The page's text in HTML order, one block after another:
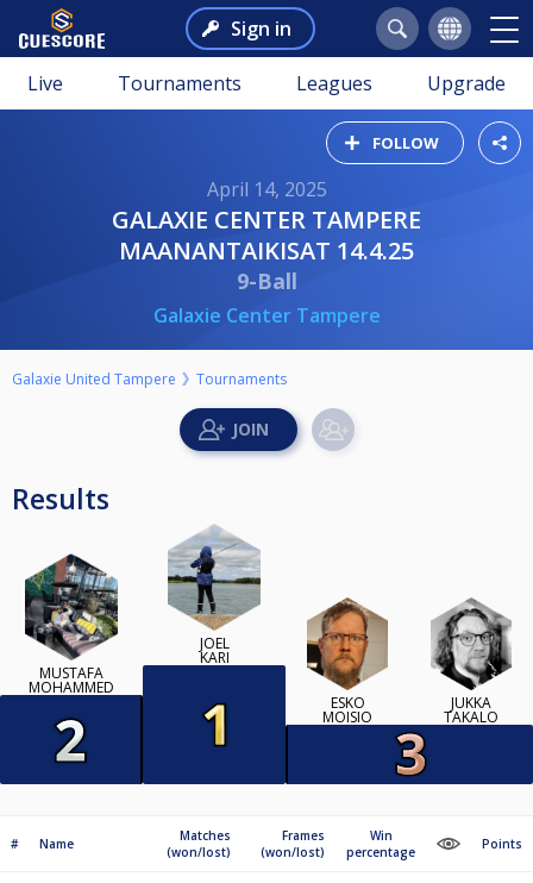
Sign in
Live Tournaments Leagues Upgrade
FOLLOW
April 14, 2025
GALAXIE CENTER TAMPERE
MAANANTAIKISAT 14.4.25
9-Ball
Galaxie Center Tampere
Galaxie United Tampere Tournaments
Results
MUSTAFA
MOHAMMED
JOEL
KARI
ESKO
MOISIO
JUKKA
TAKALO
# Name
Matches
(won/lost)
Frames
(won/lost)
Win
percentage
Points